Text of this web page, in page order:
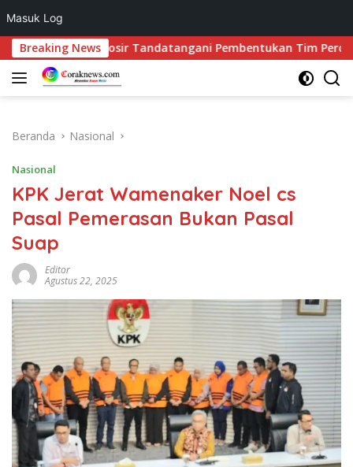
Masuk Log
Langsung
ke
konten
Breaking News
Samosir Tandatangani Pembentukan Tim Percepatan
Beranda Nasional
Nasional
KPK Jerat Wamenaker Noel cs
Pasal Pemerasan Bukan Pasal
Suap
Editor
Agustus 22, 2025